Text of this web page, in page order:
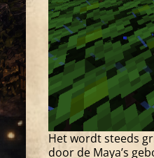
Het wordt steeds
door de Maya’s